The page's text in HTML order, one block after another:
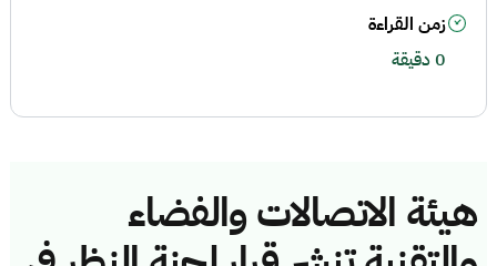
هيئة الاتصالات والفضاء
زمن القراءة
0 دقيقة